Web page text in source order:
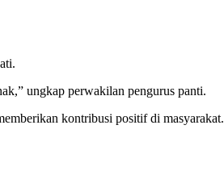
ungkap perwakilan pengurus panti.
kontribusi positif di masyarakat.